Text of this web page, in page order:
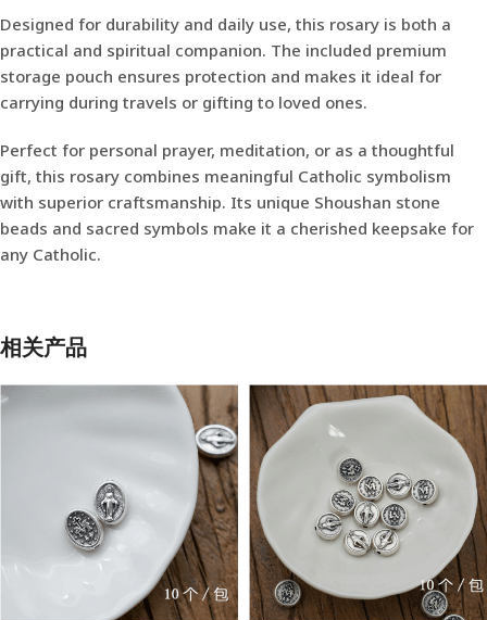
Designed for durability and daily use, this rosary is both a
practical and spiritual companion. The included premium
storage pouch ensures protection and makes it ideal for
carrying during travels or gifting to loved ones.
Perfect for personal prayer, meditation, or as a thoughtful
gift, this rosary combines meaningful Catholic symbolism
with superior craftsmanship. Its unique Shoushan stone
beads and sacred symbols make it a cherished keepsake for
any Catholic.
相关产品